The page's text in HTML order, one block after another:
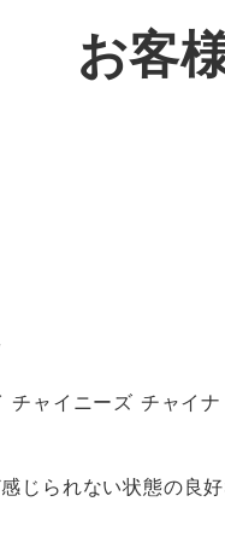
お客
チャイニーズ チャイ
じられない状態の良